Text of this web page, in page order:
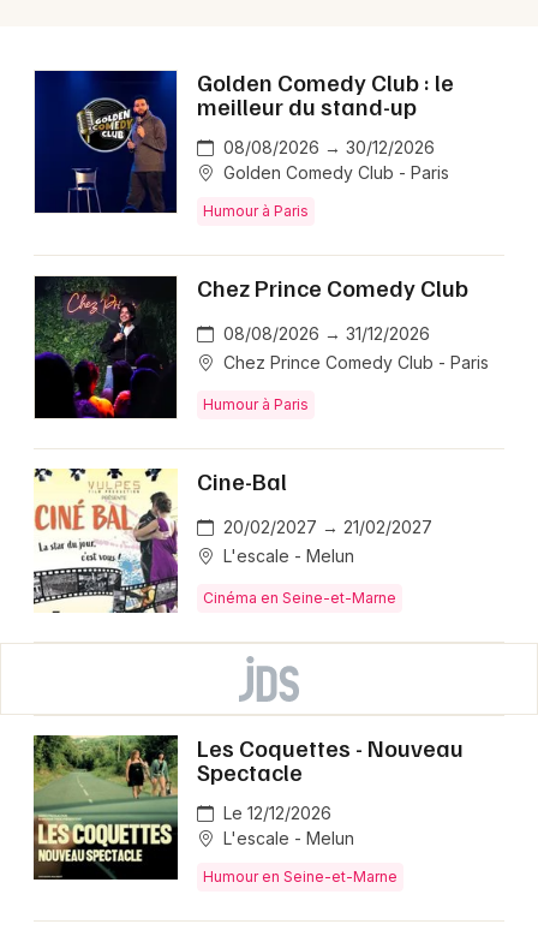
Golden Comedy Club : le
meilleur du stand-up
08/08/2026 → 30/12/2026
Golden Comedy Club - Paris
Humour à Paris
Chez Prince Comedy Club
08/08/2026 → 31/12/2026
Chez Prince Comedy Club - Paris
Humour à Paris
Cine-Bal
20/02/2027 → 21/02/2027
L'escale - Melun
Cinéma en Seine-et-Marne
Les Coquettes - Nouveau
Spectacle
Le 12/12/2026
L'escale - Melun
Humour en Seine-et-Marne